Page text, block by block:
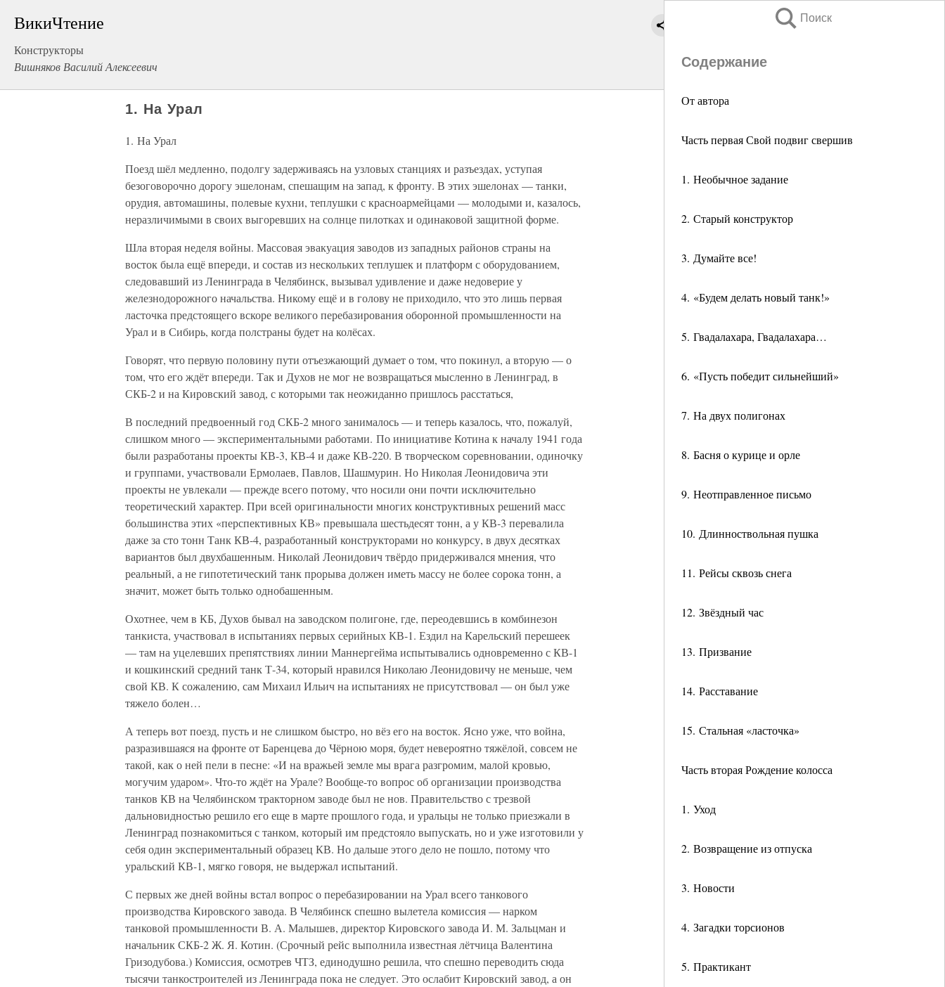
ВикиЧтение
Конструкторы
Вишняков Василий Алексеевич
Поиск
Содержание
От автора
Часть первая Свой подвиг свершив
1. Необычное задание
2. Старый конструктор
3. Думайте все!
4. «Будем делать новый танк!»
5. Гвадалахара, Гвадалахара…
6. «Пусть победит сильнейший»
7. На двух полигонах
8. Басня о курице и орле
9. Неотправленное письмо
10. Длинноствольная пушка
11. Рейсы сквозь снега
12. Звёздный час
13. Призвание
14. Расставание
15. Стальная «ласточка»
Часть вторая Рождение колосса
1. Уход
2. Возвращение из отпуска
3. Новости
4. Загадки торсионов
5. Практикант
1. На Урал
1. На Урал
Поезд шёл медленно, подолгу задерживаясь на узловых станциях и разъездах, уступая
безоговорочно дорогу эшелонам, спешащим на запад, к фронту. В этих эшелонах — танки,
орудия, автомашины, полевые кухни, теплушки с красноармейцами — молодыми и, казалось,
неразличимыми в своих выгоревших на солнце пилотках и одинаковой защитной форме.
Шла вторая неделя войны. Массовая эвакуация заводов из западных районов страны на
восток была ещё впереди, и состав из нескольких теплушек и платформ с оборудованием,
следовавший из Ленинграда в Челябинск, вызывал удивление и даже недоверие у
железнодорожного начальства. Никому ещё и в голову не приходило, что это лишь первая
ласточка предстоящего вскоре великого перебазирования оборонной промышленности на
Урал и в Сибирь, когда полстраны будет на колёсах.
Говорят, что первую половину пути отъезжающий думает о том, что покинул, а вторую — о
том, что его ждёт впереди. Так и Духов не мог не возвращаться мысленно в Ленинград, в
СКБ-2 и на Кировский завод, с которыми так неожиданно пришлось расстаться,
В последний предвоенный год СКБ-2 много занималось — и теперь казалось, что, пожалуй,
слишком много — экспериментальными работами. По инициативе Котина к началу 1941 года
были разработаны проекты КВ-3, КВ-4 и даже КВ-220. В творческом соревновании, одиночку
и группами, участвовали Ермолаев, Павлов, Шашмурин. Но Николая Леонидовича эти
проекты не увлекали — прежде всего потому, что носили они почти исключительно
теоретический характер. При всей оригинальности многих конструктивных решений масс
большинства этих «перспективных КВ» превышала шестьдесят тонн, а у КВ-3 перевалила
даже за сто тонн Танк КВ-4, разработанный конструкторами но конкурсу, в двух десятках
вариантов был двухбашенным. Николай Леонидович твёрдо придерживался мнения, что
реальный, а не гипотетический танк прорыва должен иметь массу не более сорока тонн, а
значит, может быть только однобашенным.
Охотнее, чем в КБ, Духов бывал на заводском полигоне, где, переодевшись в комбинезон
танкиста, участвовал в испытаниях первых серийных КВ-1. Ездил на Карельский перешеек
— там на уцелевших препятствиях линии Маннергейма испытывались одновременно с КВ-1
и кошкинский средний танк Т-34, который нравился Николаю Леонидовичу не меньше, чем
свой КВ. К сожалению, сам Михаил Ильич на испытаниях не присутствовал — он был уже
тяжело болен…
А теперь вот поезд, пусть и не слишком быстро, но вёз его на восток. Ясно уже, что война,
разразившаяся на фронте от Баренцева до Чёрною моря, будет невероятно тяжёлой, совсем не
такой, как о ней пели в песне: «И на вражьей земле мы врага разгромим, малой кровью,
могучим ударом». Что-то ждёт на Урале? Вообще-то вопрос об организации производства
танков КВ на Челябинском тракторном заводе был не нов. Правительство с трезвой
дальновидностью решило его еще в марте прошлого года, и уральцы не только приезжали в
Ленинград познакомиться с танком, который им предстояло выпускать, но и уже изготовили у
себя один экспериментальный образец КВ. Но дальше этого дело не пошло, потому что
уральский КВ-1, мягко говоря, не выдержал испытаний.
С первых же дней войны встал вопрос о перебазировании на Урал всего танкового
производства Кировского завода. В Челябинск спешно вылетела комиссия — нарком
танковой промышленности В. А. Малышев, директор Кировского завода И. М. Зальцман и
начальник СКБ-2 Ж. Я. Котин. (Срочный рейс выполнила известная лётчица Валентина
Гризодубова.) Комиссия, осмотрев ЧТЗ, единодушно решила, что спешно переводить сюда
тысячи танкостроителей из Ленинграда пока не следует. Это ослабит Кировский завод, а он